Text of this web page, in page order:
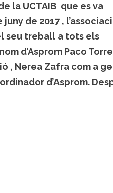
la UCTAIB que es va
de 2017 ,
seu treball a tots els
d’Asprom Paco
, Nerea Zafra com a
d’Asprom.